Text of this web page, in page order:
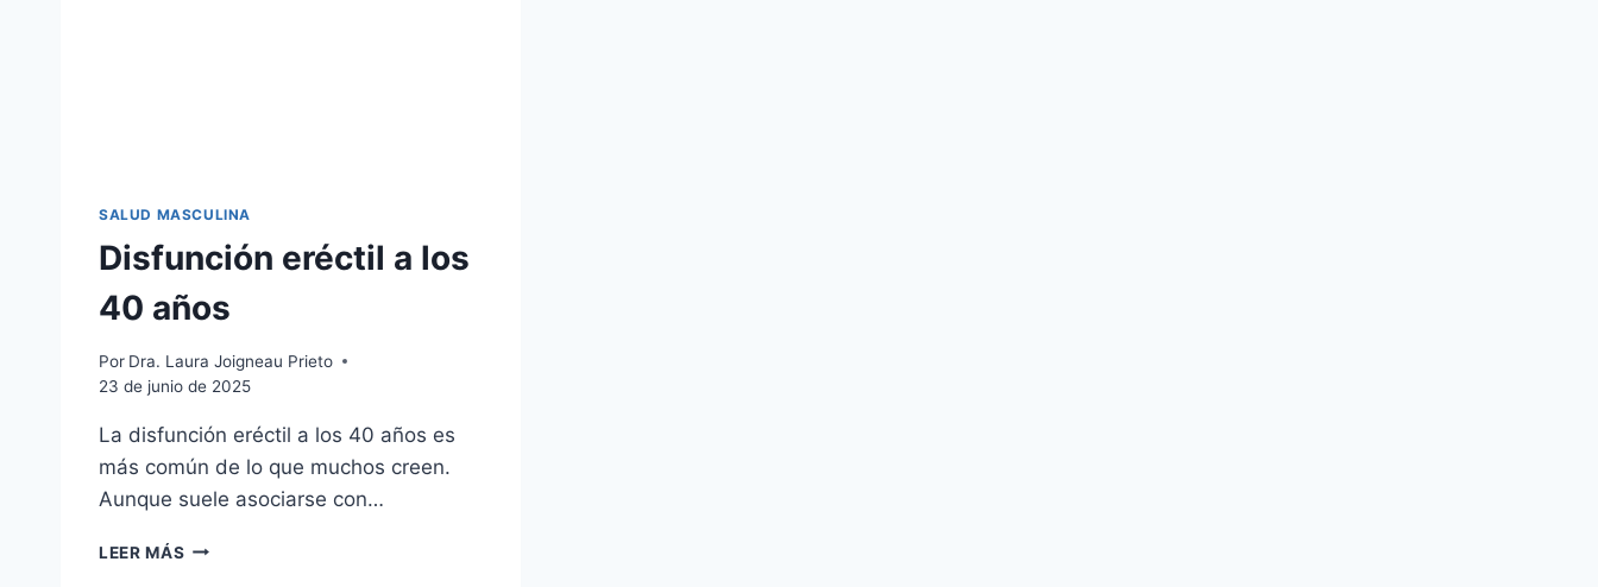
SALUD MASCULINA
Disfunción eréctil a los
40 años
Por Dra. Laura Joigneau Prieto
23 de junio de 2025
La disfunción eréctil a los 40 años es
más común de lo que muchos creen.
Aunque suele asociarse con…
LEER MÁS